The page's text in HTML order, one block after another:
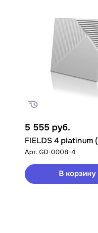
5 555 руб.
FIELDS 4 platinum
Арт. GD-0008-4
В корзину